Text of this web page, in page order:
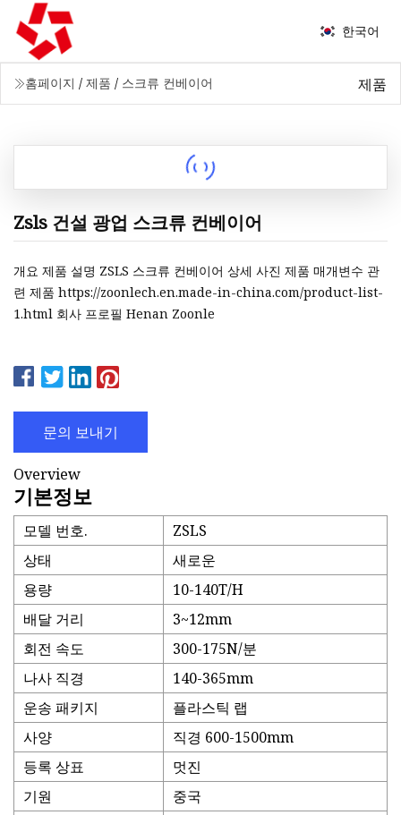
한국어
홈페이지 / 제품 / 스크류 컨베이어 제품
Zsls 건설 광업 스크류 컨베이어
개요 제품 설명 ZSLS 스크류 컨베이어 상세 사진 제품 매개변수 관
련 제품 https://zoonlech.en.made-in-china.com/product-list-
1.html 회사 프로필 Henan Zoonle
문의 보내기
Overview
기본정보
모델 번호.
ZSLS
상태
새로운
용량
10-140T/H
배달 거리
3~12mm
회전 속도
300-175N/분
나사 직경
140-365mm
운송 패키지
플라스틱 랩
사양
직경 600-1500mm
등록 상표
멋진
기원
중국